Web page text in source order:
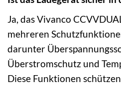
Ja, das Vivanco
mehreren
darunter
Überstromschutz und
Diese Funktionen